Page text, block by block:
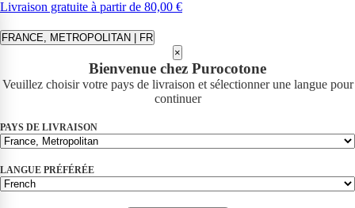
Livraison gratuite à partir de 80,00 €
FRANCE, METROPOLITAN | FR
×
Bienvenue chez Purocotone
Veuillez choisir votre pays de livraison et sélectionner une langue pour
continuer
PAYS DE LIVRAISON
LANGUE PRÉFÉRÉE